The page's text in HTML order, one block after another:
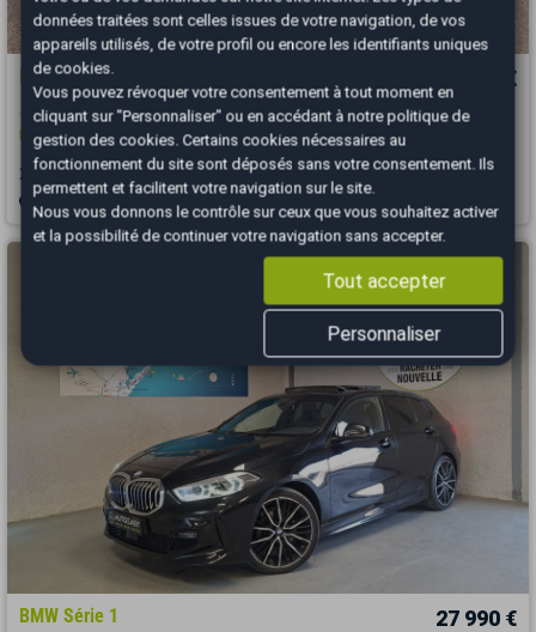
BMW Série 1 10 990 €
116d 1.5 d 12V Advantage 116 ch *Attelage*Radar Av et Ar*Entr
BMW*Start And Stop
2018 146000 km DIESEL Manuelle
Thionville - 57100
BMW Série 1 27 990 €
données traitées sont celles issues de votre navigation, de vos
appareils utilisés, de votre profil ou encore les identifiants uniques
de cookies.
Vous pouvez révoquer votre consentement à tout moment en
cliquant sur "Personnaliser" ou en accédant à notre politique de
gestion des cookies. Certains cookies nécessaires au
fonctionnement du site sont déposés sans votre consentement. Ils
permettent et facilitent votre navigation sur le site.
Nous vous donnons le contrôle sur ceux que vous souhaitez activer
et la possibilité de continuer votre navigation sans accepter.
Tout accepter
Personnaliser